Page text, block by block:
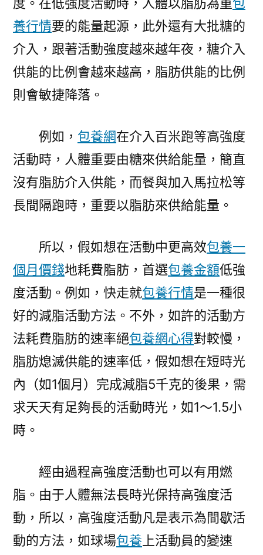
養行情要的能量起源，此外還有大批糖的
介入，跟著活動強度越來越年夜，糖介入
供能的比例會越來越高，脂肪供能的比例
則會敏捷降落。
例如， 包養網在介入百米跑等高強度
活動時，人體重要由糖來供給能量，簡直
沒有脂肪介入供能，而餐與加入馬拉松等
長間隔跑時，重要以脂肪來供給能量。
所以，假如想在活動中更高效包養一
個月價錢地耗費脂肪，首選包養金額低強
度活動。例如，快走就包養行情是一種很
好的減脂活動方法。不外，如許的活動方
法耗費脂肪的速率絕包養網心得對較慢，
脂肪熄滅供能的速率低，假如想在短時光
內（如1個月）完成減脂5千克的後果，需
求天天有足夠長的活動時光，如1～1.5小
時。
經由過程高強度活動也可以有用燃
脂。由于人體無法長時光保持高強度活
動，所以，高強度活動凡是表示為間歇活
動的方法，如球場包養 上活動員的變速